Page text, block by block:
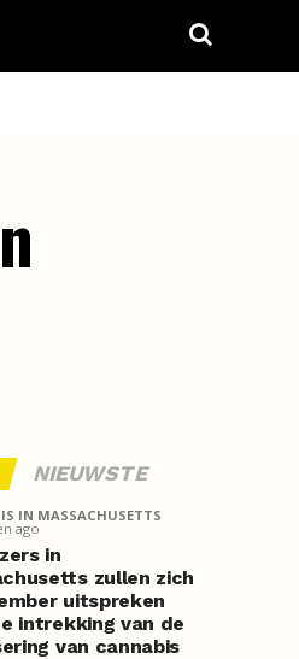
NIEUWSTE
IN MASSACHUSETTS
ago
in
zullen zich
uitspreken
intrekking van de
van cannabis